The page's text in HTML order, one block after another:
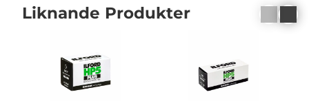
Liknande Produkter